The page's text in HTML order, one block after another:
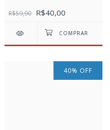
R$59,90 R$40,00
40% OFF